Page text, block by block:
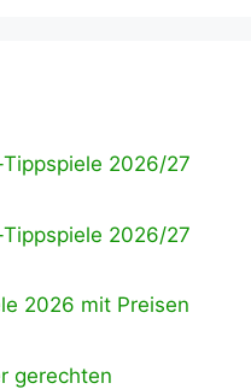
2026/27
2026/27
2026 mit Preisen
gerechten